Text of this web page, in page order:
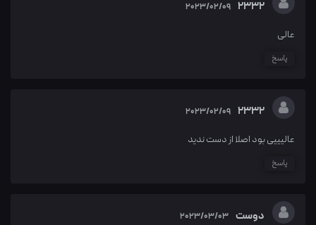
۲۳۳۲ 2023/02/09
عالی
پاسخ
۲۳۳۲ 2023/02/09
عالیییی بود اصلا از دست‌ ندید
پاسخ
دوست 2023/03/03